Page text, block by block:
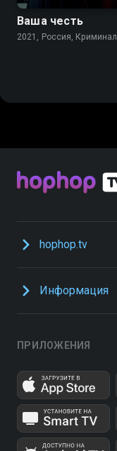
Ваша честь
2021, Россия, Криминал
hophop.tv
Информация
ПРИЛОЖЕНИЯ